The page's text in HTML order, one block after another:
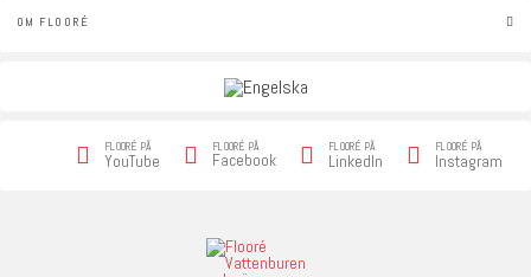
OM FLOORÉ
FLOORÉ PÅ
YouTube
FLOORÉ PÅ
Facebook
FLOORÉ PÅ
LinkedIn
FLOORÉ PÅ
Instagram